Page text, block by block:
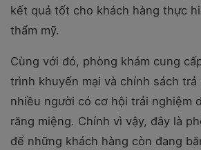
kết quả tốt cho khách hàng thực
thẩm mỹ.
Cùng với đó, phòng khám cung
trình khuyến mại và chính sách trả
nhiều người có cơ hội trải nghiệm
răng miệng. Chính vì vậy, đây là
để những khách hàng còn đang